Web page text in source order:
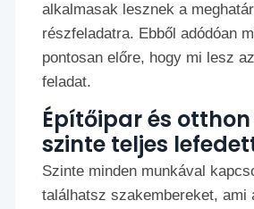
alkalmasak lesznek a
részfeladatra. Ebből adódóan
pontosan előre, hogy mi lesz
feladat.
Építőipar és
szinte teljes
Szinte minden munkával
találhatsz szakembereket, ami